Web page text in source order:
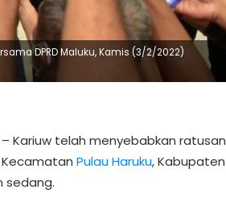
DPRD Maluku, Kamis (3/2/2022)
Kariuw telah menyebabkan ratusan
Pulau Haruku, Kabupaten
sedang.